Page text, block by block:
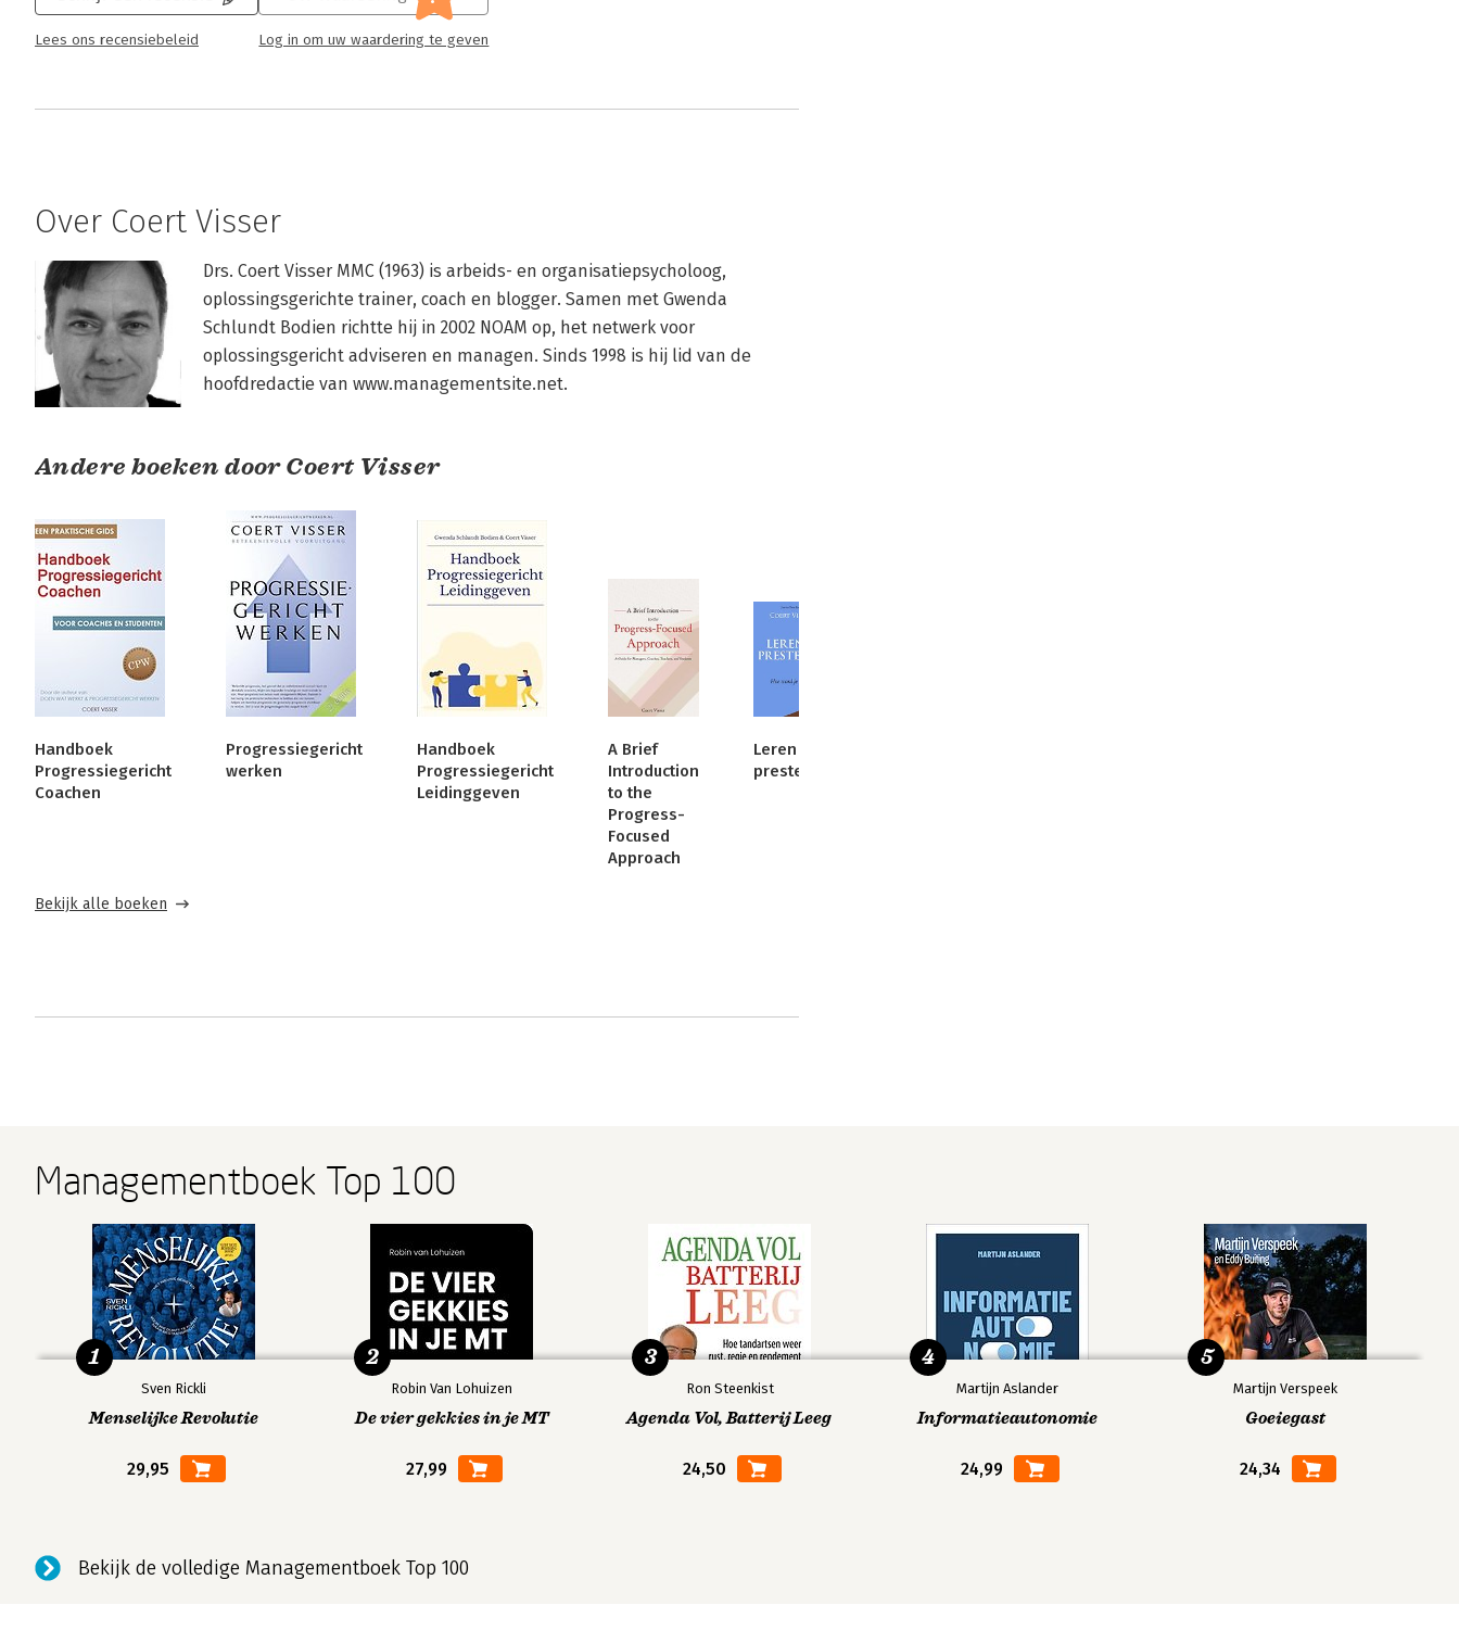
Lees ons recensiebeleid Log in om uw waardering te geven
Over Coert Visser
Drs. Coert Visser MMC (1963) is arbeids- en organisatiepsycholoog,
oplossingsgerichte trainer, coach en blogger. Samen met Gwenda
Schlundt Bodien richtte hij in 2002 NOAM op, het netwerk voor
oplossingsgericht adviseren en managen. Sinds 1998 is hij lid van de
hoofdredactie van www.managementsite.net.
Andere boeken door Coert Visser
Handboek
Progressiegericht
Coachen
Progressiegericht
werken
Handboek
Progressiegericht
Leidinggeven
A Brief
Introduction
to the
Progress-
Focused
Approach
Leren &
presteren
Bekijk alle boeken
Managementboek Top 100
Sven Rickli
Menselijke Revolutie
29,95
1
Robin Van Lohuizen
De vier gekkies in je MT
27,99
2
Ron Steenkist
Agenda Vol, Batterij Leeg
24,50
3
Martijn Aslander
Informatieautonomie
24,99
4
Martijn Verspeek
Goeiegast
24,34
5
Bekijk de volledige Managementboek Top 100